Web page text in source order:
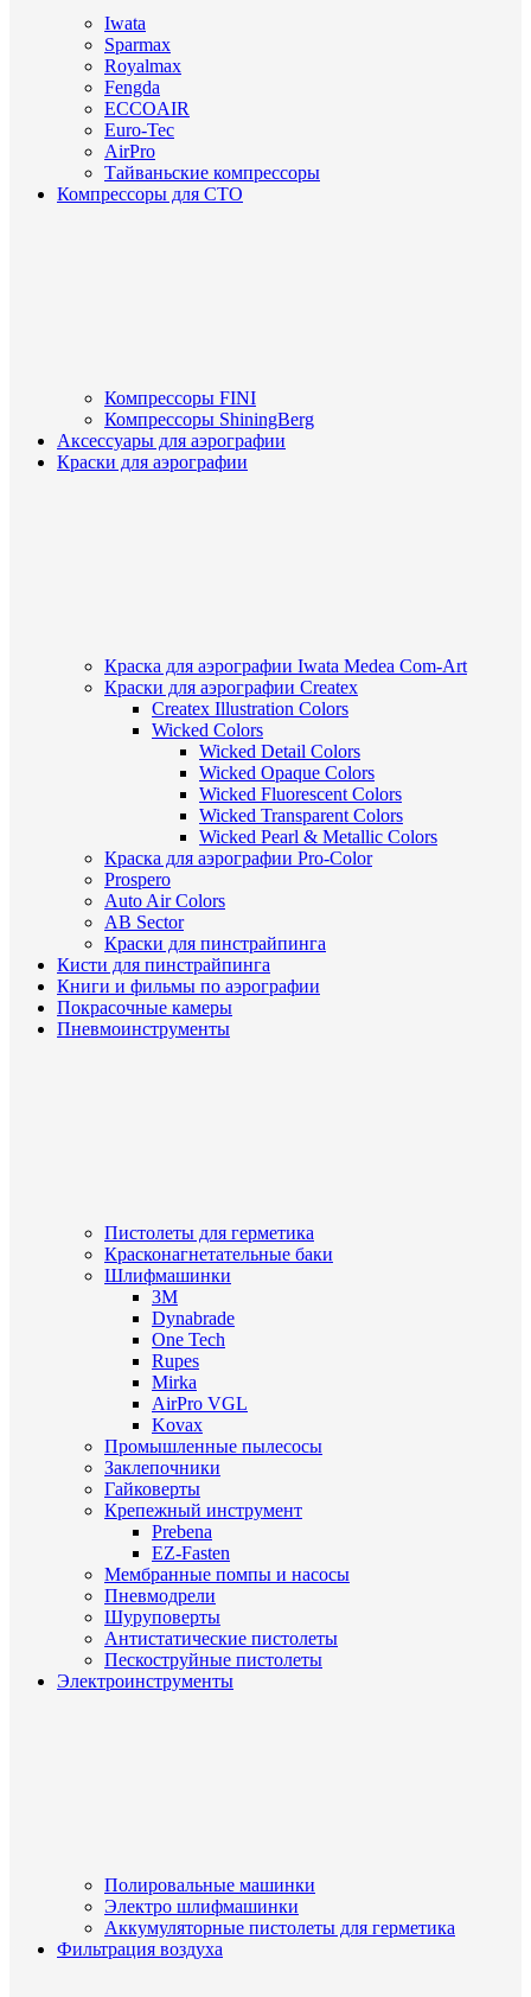
Iwata
Sparmax
Royalmax
Fengda
ECCOAIR
Euro-Tec
AirPro
Тайваньские компрессоры
Компрессоры для СТО
Компрессоры FINI
Компрессоры ShiningBerg
Аксессуары для аэрографии
Краски для аэрографии
Краска для аэрографии Iwata Medea Com-Art
Краски для аэрографии Createx
Createx Illustration Colors
Wicked Colors
Wicked Detail Colors
Wicked Opaque Colors
Wicked Fluorescent Colors
Wicked Transparent Colors
Wicked Pearl & Metallic Colors
Краска для аэрографии Pro-Color
Prospero
Auto Air Colors
AB Sector
Краски для пинстрайпинга
Кисти для пинстрайпинга
Книги и фильмы по аэрографии
Покрасочные камеры
Пневмоинструменты
Пистолеты для герметика
Красконагнетательные баки
Шлифмашинки
3M
Dynabrade
One Tech
Rupes
Mirka
AirPro VGL
Kovax
Промышленные пылесосы
Заклепочники
Гайковерты
Крепежный инструмент
Prebena
EZ-Fasten
Мембранные помпы и насосы
Пневмодрели
Шуруповерты
Антистатические пистолеты
Пескоструйные пистолеты
Электроинструменты
Полировальные машинки
Электро шлифмашинки
Аккумуляторные пистолеты для герметика
Фильтрация воздуха